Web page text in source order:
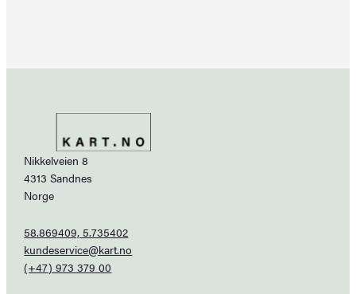
Nikkelveien 8
4313 Sandnes
Norge
58.869409, 5.735402
kundeservice@kart.no
(+47) 973 379 00